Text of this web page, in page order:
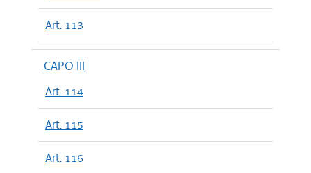
Art. 113
CAPO III
Art. 114
Art. 115
Art. 116